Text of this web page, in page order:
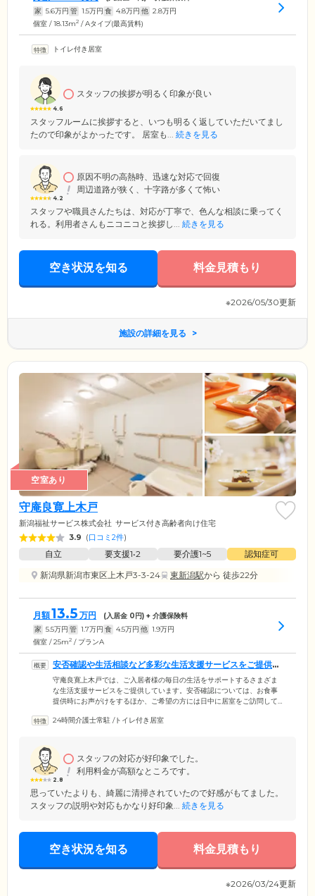
家 5.6万円 管 1.5万円 食 4.8万円 他 2.8万円
個室 / 18.13m2 / Aタイプ(最高賃料)
トイレ付き居室
4.6
スタッフの挨拶が明るく印象が良い
スタッフルームに挨拶すると、いつも明るく返していただいてまし
たので印象がよかったです。 居室も... 続きを見る
4.2
原因不明の高熱時、迅速な対応で回復
周辺道路が狭く、十字路が多くて怖い
スタッフや職員さんたちは、対応が丁寧で、色んな相談に乗ってく
れる。利用者さんもニコニコと挨拶し... 続きを見る
空き状況を知る 料金見積もり
※2026/05/30更新
施設の詳細を見る
空室あり
守庵良寛上木戸
新潟福祉サービス株式会社 サービス付き高齢者向け住宅
3.9 (口コミ2件)
自立 要支援1•2 要介護1~5
認知症可
新潟県新潟市東区上木戸3-3-24
東新潟駅から 徒歩22分
月額13.5 万円 (入居金 0円) + 介護保険料
家 5.5万円 管 1.7万円 食 4.5万円 他 1.9万円
個室 / 25m2 / プランA
安否確認や生活相談など多彩な生活支援サービスをご提供し
ます
守庵良寛上木戸では、ご入居者様の毎日の生活をサポートするさまざま
な生活支援サービスをご提供しています。安否確認については、お食事
提供時にお声がけをするほか、ご希望の方には日中に居室をご訪問して
け付け、緊急の場合はご家族様へのご連絡、病院への搬送を行いますの
ス、心配ごとやお困りごとのご相談を承る生活相談など、きめ細やかな
サービスをご提供いたします。
24時間介護士常駐 /トイレ付き居室
2.8
スタッフの対応が好印象でした。
利用料金が高額なところです。
思っていたよりも、綺麗に清掃されていたので好感がもてました。
スタッフの説明や対応もかなり好印象... 続きを見る
空き状況を知る 料金見積もり
※2026/03/24更新